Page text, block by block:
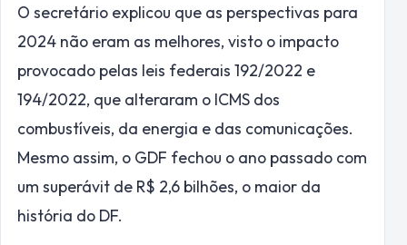
O secretário explicou que as perspectivas para
2024 não eram as melhores, visto o impacto
provocado pelas leis federais 192/2022 e
194/2022, que alteraram o ICMS dos
combustíveis, da energia e das comunicações.
Mesmo assim, o GDF fechou o ano passado com
um superávit de R$ 2,6 bilhões, o maior da
história do DF.